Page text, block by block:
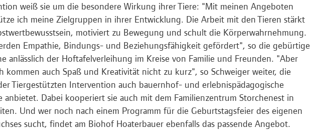
weiß sie um die besondere Wirkung ihrer Tiere: "Mit meinen Angeboten
ich meine Zielgruppen in ihrer Entwicklung. Die Arbeit mit den Tieren stärkt
motiviert zu Bewegung und schult die Körperwahrnehmung.
Empathie, Bindungs- und Beziehungsfähigkeit gefördert", so die gebürtige
anlässlich der Hoftafelverleihung im Kreise von Familie und Freunden. "Aber
kommen auch Spaß und Kreativität nicht zu kurz", so Schweiger weiter, die
Tiergestützten Intervention auch bauernhof- und erlebnispädagogische
anbietet. Dabei kooperiert sie auch mit dem Familienzentrum Storchenest in
Und wer noch nach einem Programm für die Geburtstagsfeier des eigenen
sucht, findet am Biohof Hoaterbauer ebenfalls das passende Angebot.